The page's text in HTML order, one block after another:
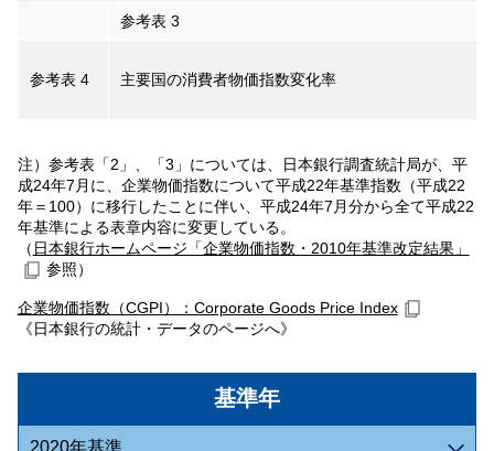
基準年
2020年基準
参考表 3
参考表 4 主要国の消費者物価指数変化率
注）参考表「2」、「3」については、日本銀行調査統計局が、平
成24年7月に、企業物価指数について平成22年基準指数（平成22
年＝100）に移行したことに伴い、平成24年7月分から全て平成22
年基準による表章内容に変更している。
（ 日本銀行ホームページ「企業物価指数・2010年基準改定結果」
参照）
企業物価指数（CGPI）：Corporate Goods Price Index
《日本銀行の統計・データのページへ》